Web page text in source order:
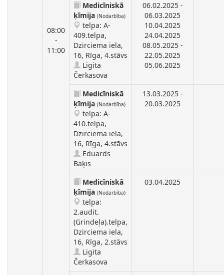
08:00
-
11:00
Medicīniskā
ķīmija (Nodarbība)
telpa: A-
409.telpa,
Dzirciema iela,
16, Rīga, 4.stāvs
Ligita
Čerkasova
06.02.2025 -
06.03.2025
10.04.2025
24.04.2025
08.05.2025 -
22.05.2025
05.06.2025
Medicīniskā
ķīmija (Nodarbība)
telpa: A-
410.telpa,
Dzirciema iela,
16, Rīga, 4.stāvs
Eduards
Baķis
13.03.2025 -
20.03.2025
Medicīniskā
ķīmija (Nodarbība)
telpa:
2.audit.
(Grindeļa).telpa,
Dzirciema iela,
16, Rīga, 2.stāvs
Ligita
Čerkasova
03.04.2025